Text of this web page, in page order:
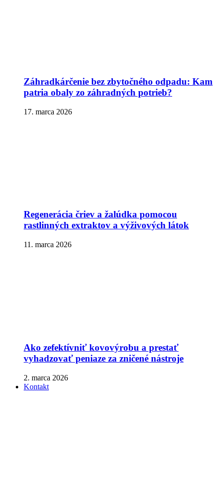
Záhradkárčenie bez zbytočného odpadu: Kam
patria obaly zo záhradných potrieb?
17. marca 2026
Regenerácia čriev a žalúdka pomocou
rastlinných extraktov a výživových látok
11. marca 2026
Ako zefektívniť kovovýrobu a prestať
vyhadzovať peniaze za zničené nástroje
2. marca 2026
Kontakt